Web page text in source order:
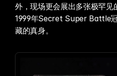
外，现场更会展出多张极罕见
1999年Secret Super Battle
藏的真身。